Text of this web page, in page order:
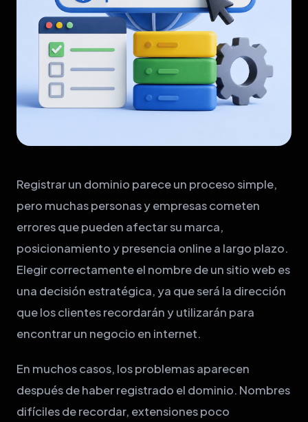
Registrar un dominio parece un proceso simple,
pero muchas personas y empresas cometen
errores que pueden afectar su marca,
posicionamiento y presencia online a largo plazo.
Elegir correctamente el nombre de un sitio web es
una decisión estratégica, ya que será la dirección
que los clientes recordarán y utilizarán para
encontrar un negocio en internet.
En muchos casos, los problemas aparecen
después de haber registrado el dominio. Nombres
difíciles de recordar, extensiones poco